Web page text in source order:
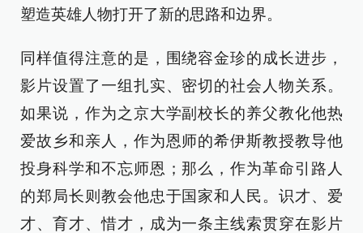
塑造英雄人物打开了新的思路和边界。
同样值得注意的是，围绕容金珍的成长进步，
影片设置了一组扎实、密切的社会人物关系。
如果说，作为之京大学副校长的养父教化他热
爱故乡和亲人，作为恩师的希伊斯教授教导他
投身科学和不忘师恩；那么，作为革命引路人
的郑局长则教会他忠于国家和人民。识才、爱
才、育才、惜才，成为一条主线索贯穿在影片